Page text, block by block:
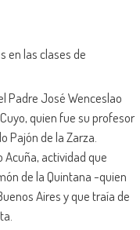
en las clases de
Padre José Wenceslao
quien fue su profesor
Pajón de la Zarza.
Acuña, actividad que
de la Quintana -quien
Aires y que traía de